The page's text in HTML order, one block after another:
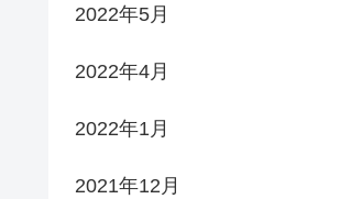
2022年5月
2022年4月
2022年1月
2021年12月